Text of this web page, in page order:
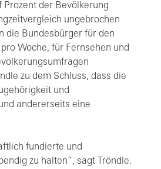
Prozent der Bevölkerung
ungebrochen
die Bundesbürger für den
Woche, für Fernsehen und
zu dem Schluss, dass die
und
andererseits eine
fundierte und
zu halten“, sagt Tröndle.